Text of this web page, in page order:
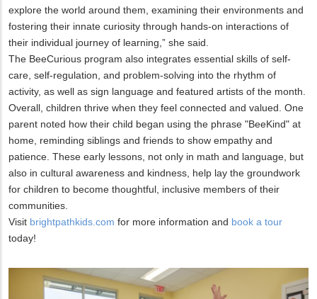
explore the world around them, examining their environments and
fostering their innate curiosity through hands-on interactions of
their individual journey of learning,” she said.
The BeeCurious program also integrates essential skills of self-
care, self-regulation, and problem-solving into the rhythm of
activity, as well as sign language and featured artists of the month.
Overall, children thrive when they feel connected and valued. One
parent noted how their child began using the phrase "BeeKind" at
home, reminding siblings and friends to show empathy and
patience. These early lessons, not only in math and language, but
also in cultural awareness and kindness, help lay the groundwork
for children to become thoughtful, inclusive members of their
communities.
Visit brightpathkids.com for more information and book a tour
today!